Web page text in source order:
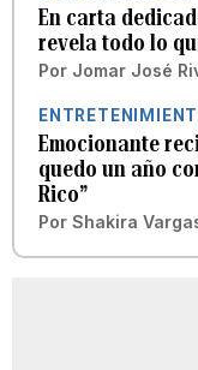
En carta
revela todo lo
Por Jomar José
Emocionante
quedo un año
Rico”
Por Shakira